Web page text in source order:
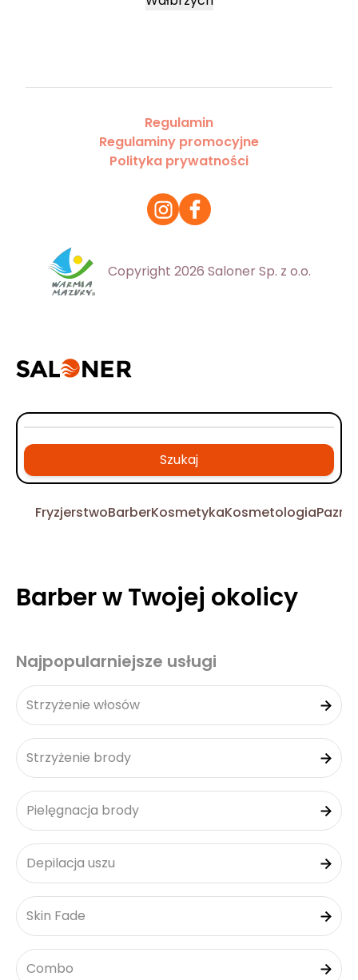
Regulamin
Regulaminy promocyjne
Polityka prywatności
Copyright 2026 Saloner Sp. z o.o.
Szukaj
FryzjerstwoBarberKosmetykaKosmetologia
Barber w Twojej okolicy
Najpopularniejsze usługi
Strzyżenie włosów
Strzyżenie brody
Pielęgnacja brody
Depilacja uszu
Skin Fade
Combo